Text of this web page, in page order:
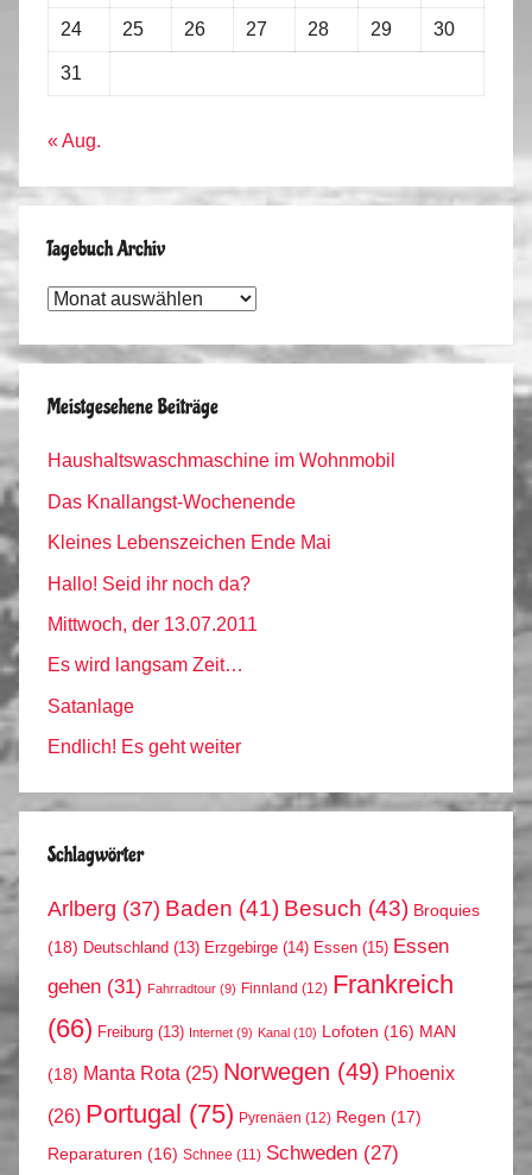
24 25 26 27 28 29 30
31
« Aug.
Tagebuch Archiv
Tagebuch
Meistgesehene Beiträge
Haushaltswaschmaschine im Wohnmobil
Das Knallangst-Wochenende
Kleines Lebenszeichen Ende Mai
Hallo! Seid ihr noch da?
Mittwoch, der 13.07.2011
Es wird langsam Zeit…
Satanlage
Endlich! Es geht weiter
Schlagwörter
Arlberg (37) Baden (41) Besuch (43) Broquies
(18) Deutschland (13) Erzgebirge (14) Essen (15) Essen
gehen (31) Fahrradtour (9) Finnland (12) Frankreich
(66) Freiburg (13) Internet (9) Kanal (10) Lofoten (16) MAN
(18) Manta Rota (25) Norwegen (49) Phoenix
(26) Portugal (75) Pyrenäen (12) Regen (17)
Reparaturen (16) Schnee (11) Schweden (27)